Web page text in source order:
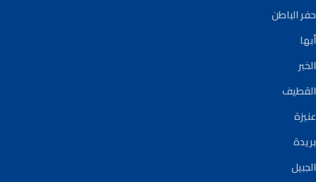
حفر الباطن
أبها
الخبر
القطيف
عنيزة
بريدة
الجبيل